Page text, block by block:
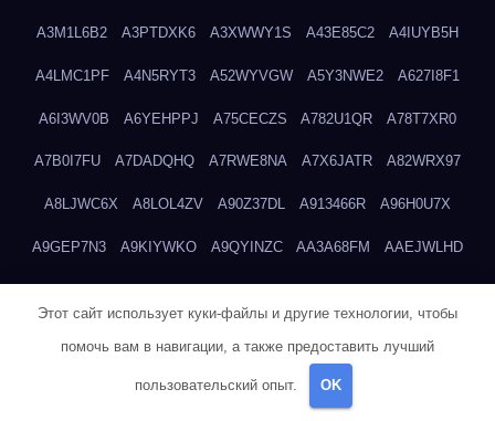
A3M1L6B2 A3PTDXK6 A3XWWY1S A43E85C2 A4IUYB5H
A4LMC1PF A4N5RYT3 A52WYVGW A5Y3NWE2 A627I8F1
A6I3WV0B A6YEHPPJ A75CECZS A782U1QR A78T7XR0
A7B0I7FU A7DADQHQ A7RWE8NA A7X6JATR A82WRX97
A8LJWC6X A8LOL4ZV A90Z37DL A913466R A96H0U7X
A9GEP7N3 A9KIYWKO A9QYINZC AA3A68FM AAEJWLHD
ADMVWTS8 ADOE3V3Y
Этот сайт использует куки-файлы и другие технологии, чтобы
помочь вам в навигации, а также предоставить лучший
пользовательский опыт. OK